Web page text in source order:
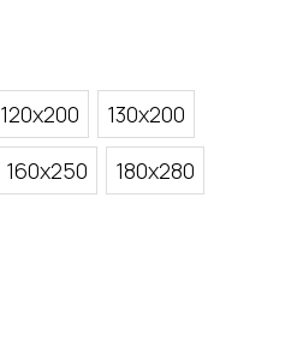
120х200
130х200
160х250
180х280